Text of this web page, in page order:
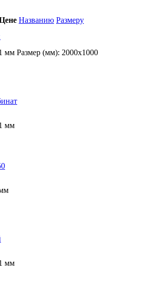
Названию Размеру
мм Размер (мм): 2000х1000
мм
мм